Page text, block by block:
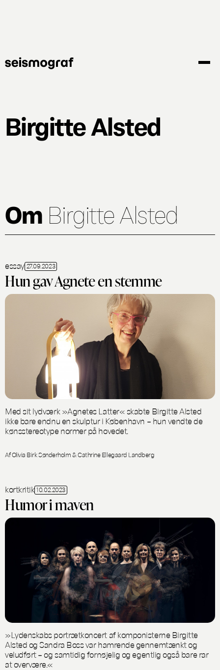
Birgitte Alsted
Om Birgitte Alsted
essay 27.09.2023
Hun gav Agnete en stemme
Med sit lydværk »Agnetes Latter« skabte Birgitte Alsted
ikke bare endnu en skulptur i København – hun vendte de
kønsstereotype normer på hovedet.
Af Olivia Birk Sønderholm & Cathrine Ellegaard Landberg
kortkritik 10.02.2023
Humor i maven
»Lydenskabs portrætkoncert af komponisterne Birgitte
Alsted og Sandra Boss var hamrende gennemtænkt og
veludført – og samtidig fornøjelig og egentlig også bare rar
at overvære.«